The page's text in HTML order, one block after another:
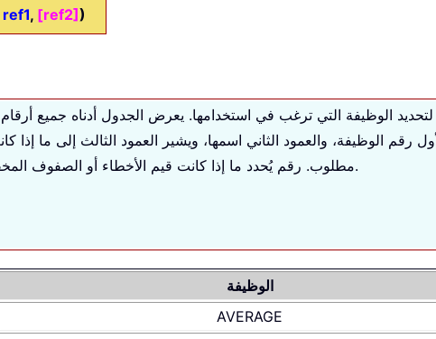
ref1, [ref2] )
مطلوب. رقم يُحدد ما إذا كانت قيم الأخطاء أو الصفوف المخفية ستُتجاهل عند استخدام الوظيفة.
الوظيفة
AVERAGE